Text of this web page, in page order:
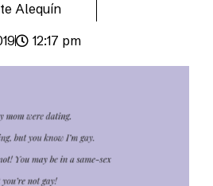
Alequín
12:17 pm